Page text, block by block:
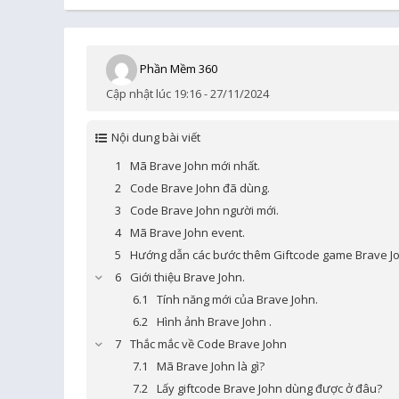
Phần Mềm 360
Cập nhật lúc 19:16 - 27/11/2024
Nội dung bài viết
Mã Brave John mới nhất.
Code Brave John đã dùng.
Code Brave John người mới.
Mã Brave John event.
Hướng dẫn các bước thêm Giftcode game Brave
Giới thiệu Brave John.
Tính năng mới của Brave John.
Hình ảnh Brave John .
Thắc mắc về Code Brave John
Mã Brave John là gì?
Lấy giftcode Brave John dùng được ở đâu?